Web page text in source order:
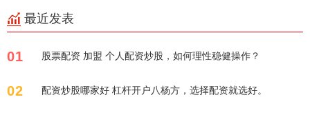
最近发表
01 股票配资 加盟 个人配资炒股，如何理性稳健操作？
02 配资炒股哪家好 杠杆开户八杨方，选择配资就选好。